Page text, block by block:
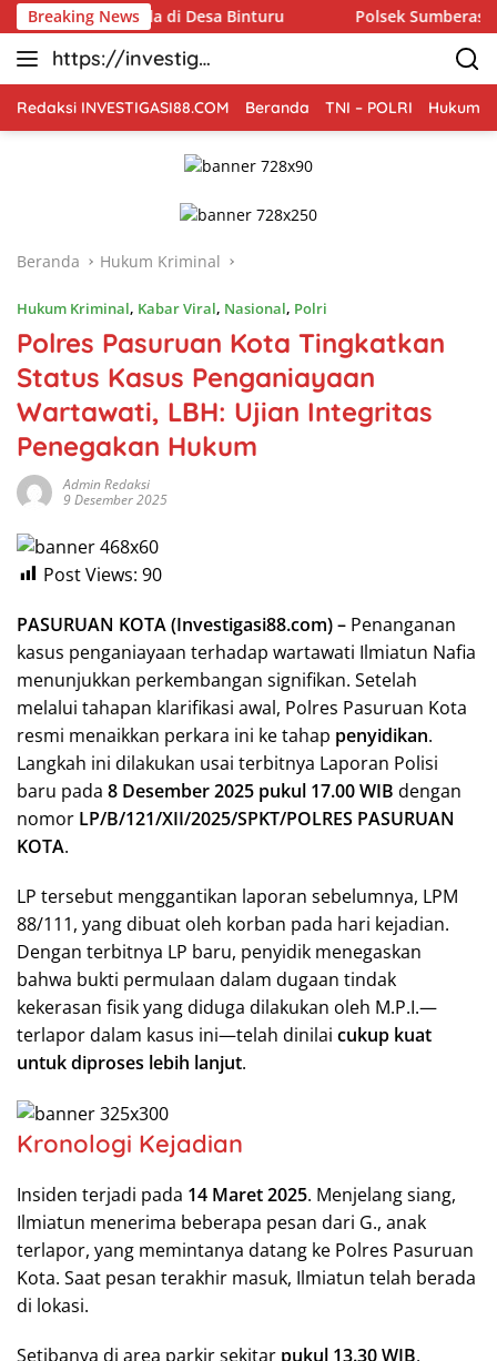
Langsung
ke
konten
Breaking News
Karhutla di Desa Binturu Polsek Sumberasih
https://investiga
si88.com
Redaksi INVESTIGASI88.COM Beranda TNI – POLRI Hukum
Beranda Hukum Kriminal
Hukum Kriminal, Kabar Viral, Nasional, Polri
Polres Pasuruan Kota Tingkatkan
Status Kasus Penganiayaan
Wartawati, LBH: Ujian Integritas
Penegakan Hukum
Admin Redaksi
9 Desember 2025
Post Views: 90
PASURUAN KOTA (Investigasi88.com) – Penanganan
kasus penganiayaan terhadap wartawati Ilmiatun Nafia
menunjukkan perkembangan signifikan. Setelah
melalui tahapan klarifikasi awal, Polres Pasuruan Kota
resmi menaikkan perkara ini ke tahap penyidikan.
Langkah ini dilakukan usai terbitnya Laporan Polisi
baru pada 8 Desember 2025 pukul 17.00 WIB dengan
nomor LP/B/121/XII/2025/SPKT/POLRES PASURUAN
KOTA.
LP tersebut menggantikan laporan sebelumnya, LPM
88/111, yang dibuat oleh korban pada hari kejadian.
Dengan terbitnya LP baru, penyidik menegaskan
bahwa bukti permulaan dalam dugaan tindak
kekerasan fisik yang diduga dilakukan oleh M.P.I.—
terlapor dalam kasus ini—telah dinilai cukup kuat
untuk diproses lebih lanjut.
Kronologi Kejadian
Insiden terjadi pada 14 Maret 2025. Menjelang siang,
Ilmiatun menerima beberapa pesan dari G., anak
terlapor, yang memintanya datang ke Polres Pasuruan
Kota. Saat pesan terakhir masuk, Ilmiatun telah berada
di lokasi.
Setibanya di area parkir sekitar pukul 13.30 WIB,